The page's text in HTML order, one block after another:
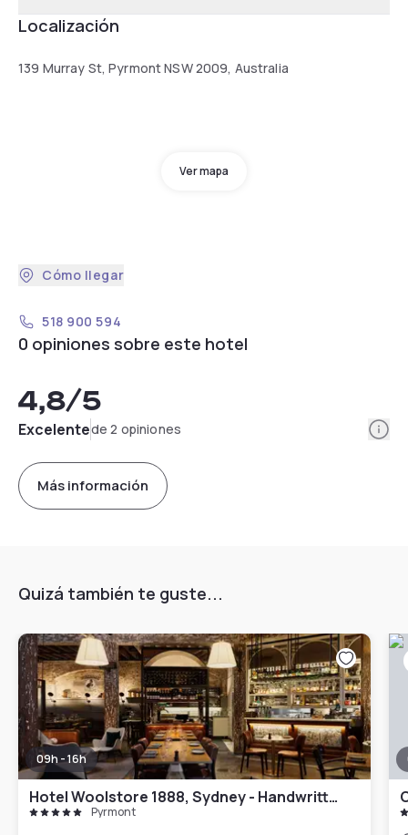
Localización
139 Murray St, Pyrmont NSW 2009, Australia
Ver mapa
Cómo llegar
518 900 594
0 opiniones sobre este hotel
4,8/5
Excelentede 2 opiniones
Más información
Quizá también te guste...
09h - 16h
Hotel Woolstore 1888, Sydney - Handwritten Collection
Pyrmont